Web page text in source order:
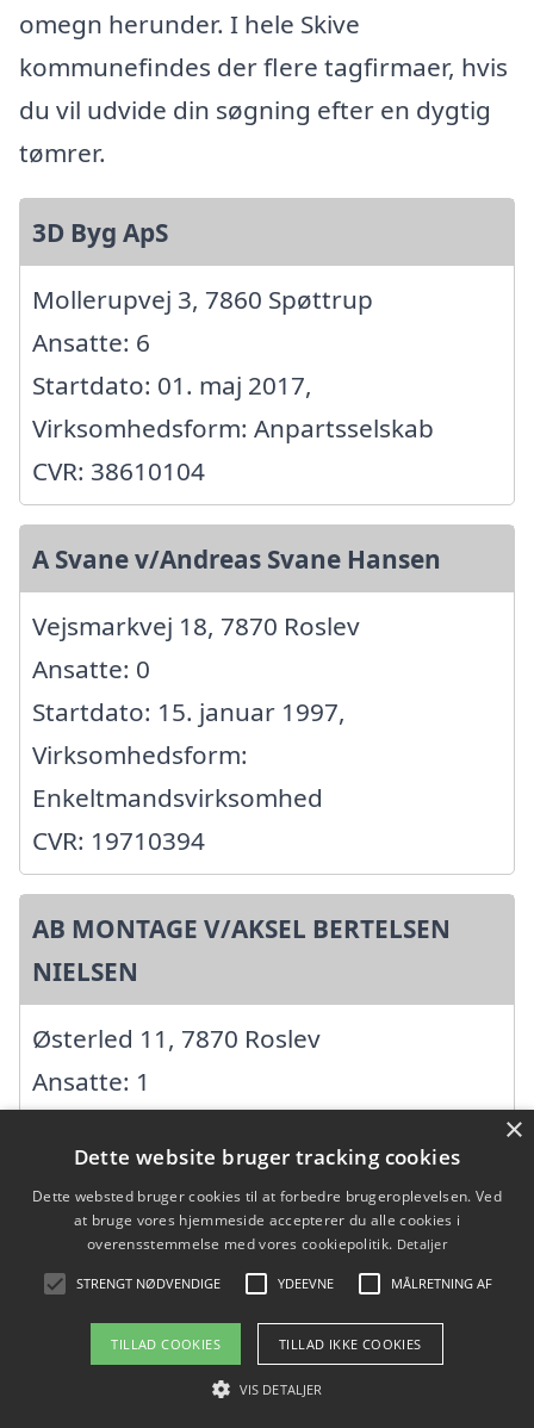
omegn herunder. I hele Skive
kommunefindes der flere tagfirmaer, hvis
du vil udvide din søgning efter en dygtig
tømrer.
3D Byg ApS
Mollerupvej 3, 7860 Spøttrup
Ansatte: 6
Startdato: 01. maj 2017,
Virksomhedsform: Anpartsselskab
CVR: 38610104
A Svane v/Andreas Svane Hansen
Vejsmarkvej 18, 7870 Roslev
Ansatte: 0
Startdato: 15. januar 1997,
Virksomhedsform:
Enkeltmandsvirksomhed
CVR: 19710394
AB MONTAGE V/AKSEL BERTELSEN
NIELSEN
Østerled 11, 7870 Roslev
Ansatte: 1
Virksomhedsform:
Enkeltmandsvirksomhed
CVR: 17011308
Æ"tømmer ApS
Pikhedevej 2, 7884 Fur
×
Dette website bruger tracking cookies
Dette websted bruger cookies til at forbedre brugeroplevelsen. Ved
at bruge vores hjemmeside accepterer du alle cookies i
overensstemmelse med vores cookiepolitik. Detaljer
STRENGT NØDVENDIGE YDEEVNE MÅLRETNING AF
TILLAD COOKIES TILLAD IKKE COOKIES
VIS DETALJER